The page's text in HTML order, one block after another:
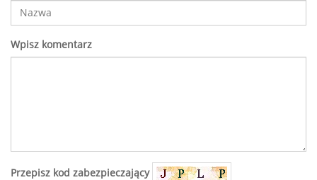
Wpisz komentarz
Przepisz kod zabezpieczający